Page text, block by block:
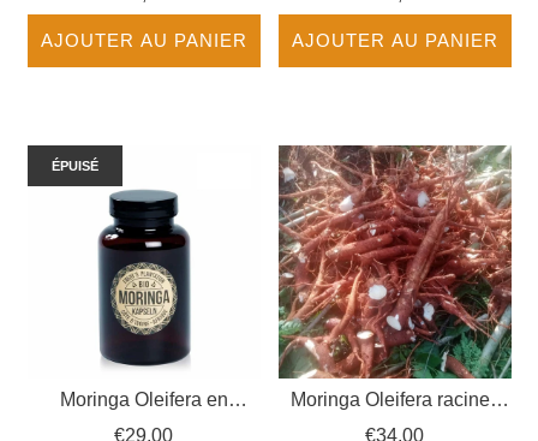
AJOUTER AU PANIER AJOUTER AU PANIER
ÉPUISÉ
Moringa Oleifera en
capsules BIO (200 pcs.)
€29,00
Moringa Oleifera racines
BIO (déshydratées)
€34,00